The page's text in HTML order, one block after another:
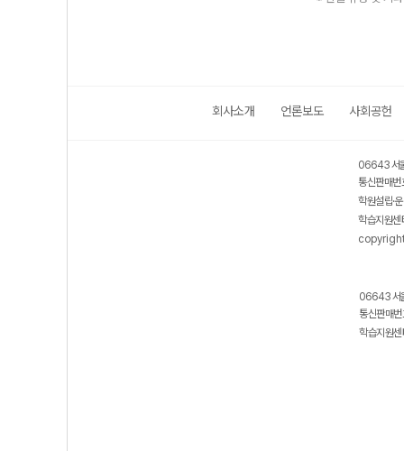
회사소개 언론보도 사회공헌
06643 서
통신판매
학원설립·
학습지원
06643 서
통신판매
학습지원